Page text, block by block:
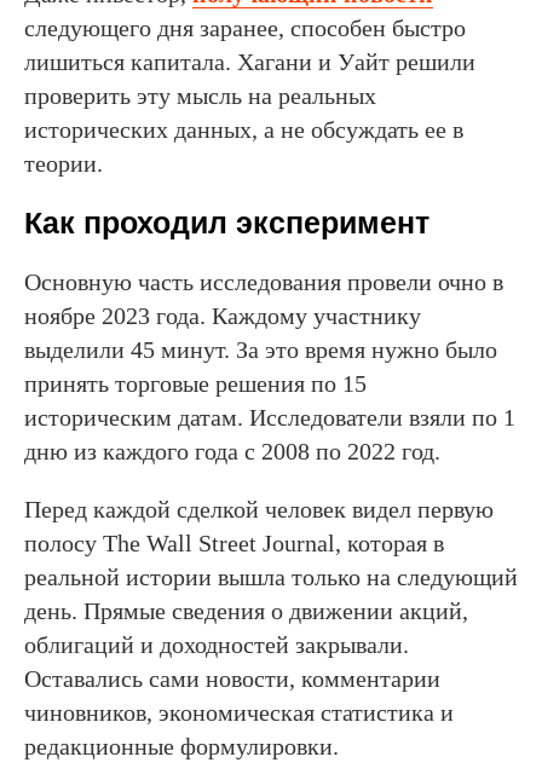
следующего дня заранее, способен быстро
лишиться капитала. Хагани и Уайт решили
проверить эту мысль на реальных
исторических данных, а не обсуждать ее в
теории.
Как проходил эксперимент
Основную часть исследования провели очно в
ноябре 2023 года. Каждому участнику
выделили 45 минут. За это время нужно было
принять торговые решения по 15
историческим датам. Исследователи взяли по 1
дню из каждого года с 2008 по 2022 год.
Перед каждой сделкой человек видел первую
полосу The Wall Street Journal, которая в
реальной истории вышла только на следующий
день. Прямые сведения о движении акций,
облигаций и доходностей закрывали.
Оставались сами новости, комментарии
чиновников, экономическая статистика и
редакционные формулировки.